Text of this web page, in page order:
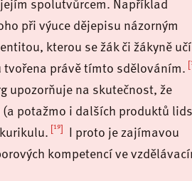
při výuce dějepisu názorným
kterou se žák či žákyně učí
tvořena právě tímto sdělováním.
upozorňuje na skutečnost, že
potažmo i dalších produktů
[19] I proto je zajímavou
kompetencí ve